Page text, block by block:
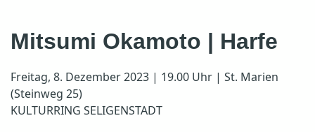
Mitsumi Okamoto | Harfe
Freitag, 8. Dezember 2023 | 19.00 Uhr | St. Marien
(Steinweg 25)
KULTURRING SELIGENSTADT